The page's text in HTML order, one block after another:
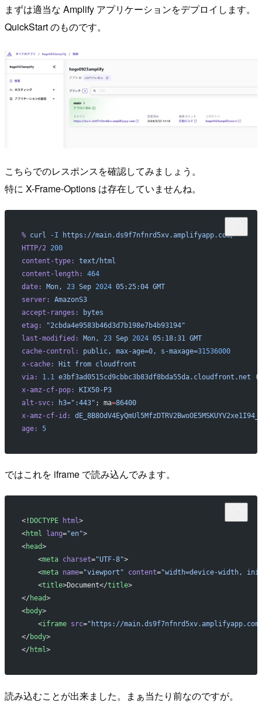
まずは適当な Amplify アプリケーションをデプロイします。
QuickStart のものです。
こちらでのレスポンスを確認してみましょう。
特に X-Frame-Options は存在していませんね。
% curl -I https://main.ds9f7nfnrd5xv.amplifyapp.com/
HTTP/2 200
content-type:
text/html
content-length:
464
date:
Mon, 23 Sep 2024 05:25:04 GMT
server:
AmazonS3
accept-ranges:
bytes
etag:
"2cbda4e9583b46d3d7b198e7b4b93194"
last-modified:
Mon, 23 Sep 2024 05:18:31
GMT
cache-control:
public, max-age=0, s-maxage=31536000
x-cache:
Hit from cloudfront
via:
1.1 e3bf3ad0515cd9cbbc3b83df8bda55da.cloudfront.net
x-amz-cf-pop:
KIX50-P3
alt-svc:
h3=":443" ; ma=86400
x-amz-cf-id:
age:
5
ではこれを iframe で読み込んでみます。
<! DOCTYPE html>
<html lang="en">
<head>
    <
meta charset="UTF-8">
    <
meta name="viewport" content="width=device-width,
    <
title>Document</title>
</ head>
<body>
    <
iframe src="https://
</ body>
</ html>
読み込むことが出来ました。まぁ当たり前なのですが。